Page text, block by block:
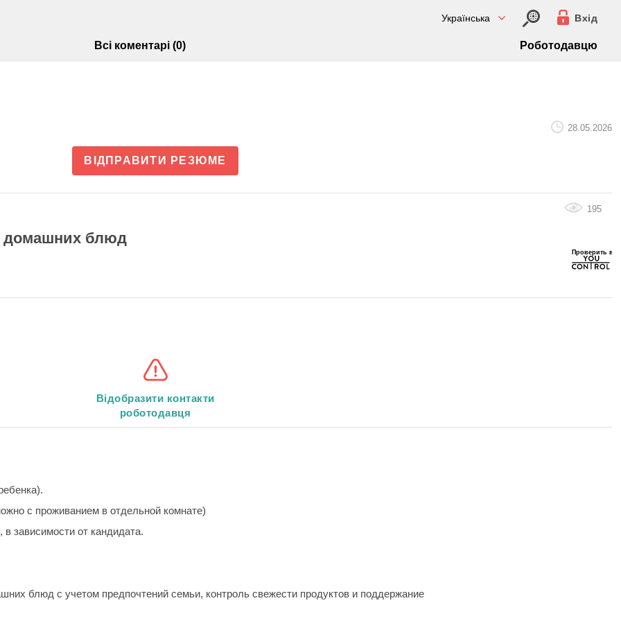
Українська Вхід
Всі коментарі (0) Роботодавцю
28.05.2026
ВІДПРАВИТИ РЕЗЮМЕ
195
домашних блюд
Відобразити контакти
роботодавця
с проживанием в отдельной комнате)
зависимости от кандидата.
блюд с учетом предпочтений семьи, контроль свежести продуктов и поддержание